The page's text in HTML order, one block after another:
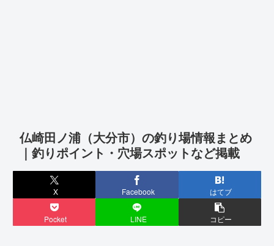
仏崎田ノ浦（大分市）の釣り場情報まとめ
｜釣りポイント・穴場スポットなど掲載
X Facebook はてブ
Pocket LINE コピー